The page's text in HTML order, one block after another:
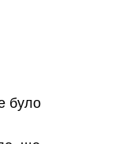
було